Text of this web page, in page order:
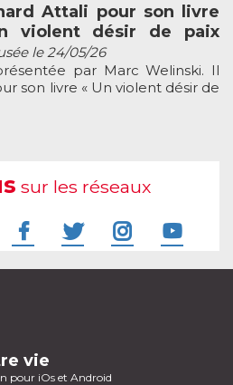
Attali pour son livre
violent désir de paix
le 24/05/26
par Marc Welinski. Il
son livre « Un violent désir de
sur les réseaux
vie
pour iOs et Android